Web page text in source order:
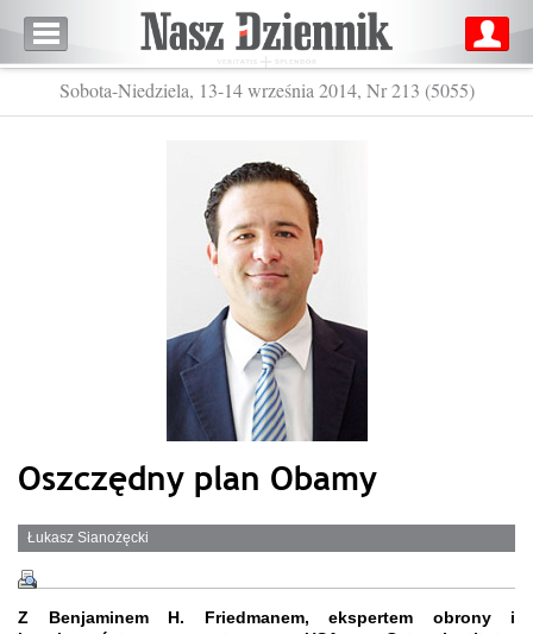
Sobota-Niedziela, 13-14 września 2014, Nr 213 (5055)
Oszczędny plan Obamy
Łukasz Sianożęcki
Z Benjaminem H. Friedmanem, ekspertem obrony i